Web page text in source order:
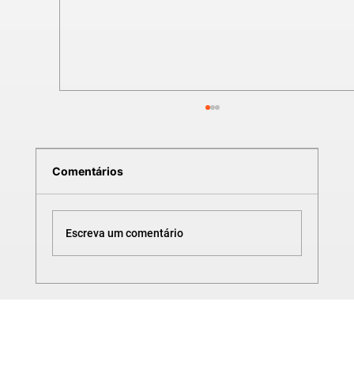
SOLDA MIG | APOSTILA PARA
Comentários
Escreva um comentário